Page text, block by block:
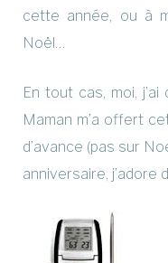
cette année, ou à
Noël…
En tout cas, moi,
Maman m’a offert
d’avance (pas sur
anniversaire, j’adore